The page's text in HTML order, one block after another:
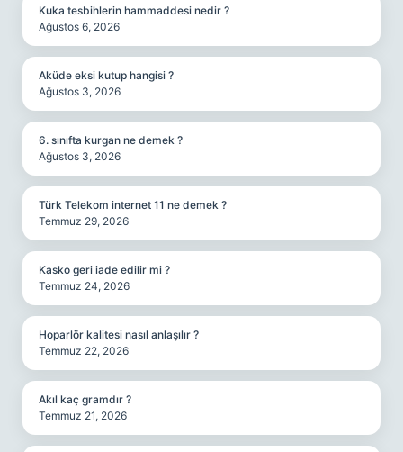
Kuka tesbihlerin hammaddesi nedir ?
Ağustos 6, 2026
Aküde eksi kutup hangisi ?
Ağustos 3, 2026
6. sınıfta kurgan ne demek ?
Ağustos 3, 2026
Türk Telekom internet 11 ne demek ?
Temmuz 29, 2026
Kasko geri iade edilir mi ?
Temmuz 24, 2026
Hoparlör kalitesi nasıl anlaşılır ?
Temmuz 22, 2026
Akıl kaç gramdır ?
Temmuz 21, 2026